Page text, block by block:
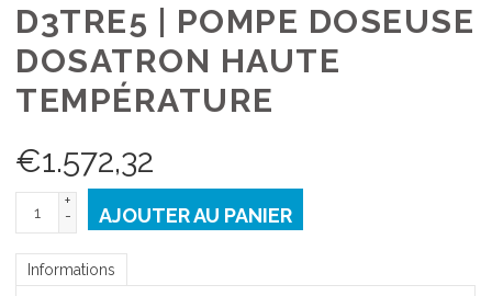
D3TRE5 | POMPE DOSEUSE
DOSATRON HAUTE
TEMPÉRATURE
€1.572,32
+
-
AJOUTER AU PANIER
Informations